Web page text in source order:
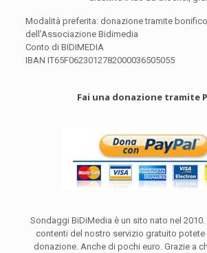
Modalità preferita: donazione tramite
dell’Associazione Bidimedia
Conto di BIDIMEDIA
IBAN IT65F0623012782000036505055
Fai una donazione tramite
Sondaggi BiDiMedia è un sito nato nel
contenti del nostro servizio gratuito
donazione. Anche di pochi euro. Grazie a